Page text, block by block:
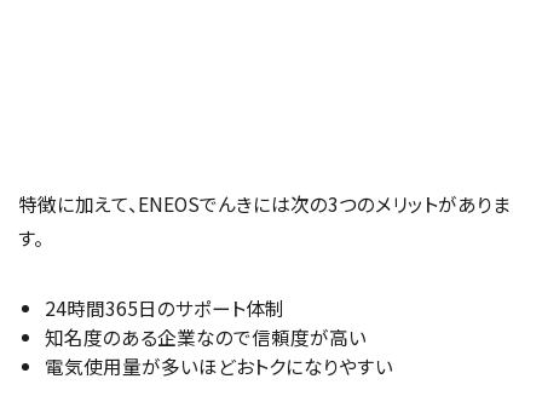
特徴に加えて、ENEOSでんきには次の3つのメリットがありま
す。
24時間365日のサポート体制
知名度のある企業なので信頼度が高い
電気使用量が多いほどおトクになりやすい